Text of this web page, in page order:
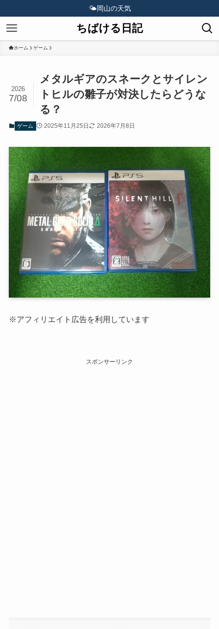
🌤️岡山の天気
ちばける日記
ホーム ゲーム
メタルギアのスネークとサイレン
トヒルの雛子が対決したらどうな
る？
2026
7/08
ゲーム 2025年11月25日 2026年7月8日
※アフィリエイト広告を利用しています
スポンサーリンク